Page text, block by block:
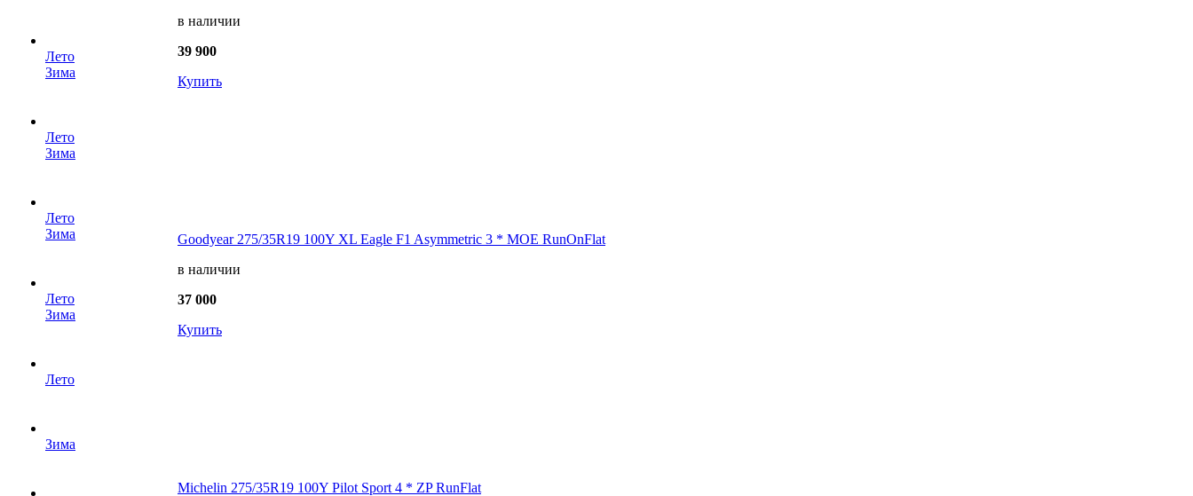
Лето
Зима
Лето
Зима
Лето
Зима
Лето
Зима
Лето
Зима
в наличии
39 900
Купить
Goodyear 275/35R19 100Y XL Eagle F1 Asymmetric 3 * MOE RunOnFlat
в наличии
37 000
Купить
Michelin 275/35R19 100Y Pilot Sport 4 * ZP RunFlat